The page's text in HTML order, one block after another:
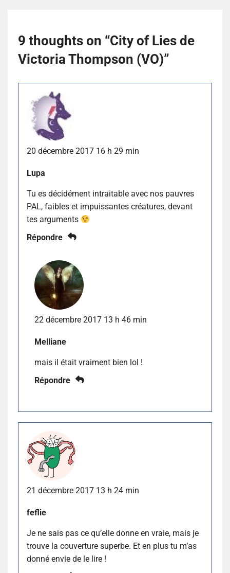
9 thoughts on “City of Lies de
Victoria Thompson (VO)”
20 décembre 2017 16 h 29 min
Lupa
Tu es décidément intraitable avec nos pauvres
PAL, faibles et impuissantes créatures, devant
tes arguments
Répondre
22 décembre 2017 13 h 46 min
Melliane
mais il était vraiment bien lol !
Répondre
21 décembre 2017 13 h 24 min
feflie
Je ne sais pas ce qu’elle donne en vraie, mais je
trouve la couverture superbe. Et en plus tu m’as
donné envie de le lire !